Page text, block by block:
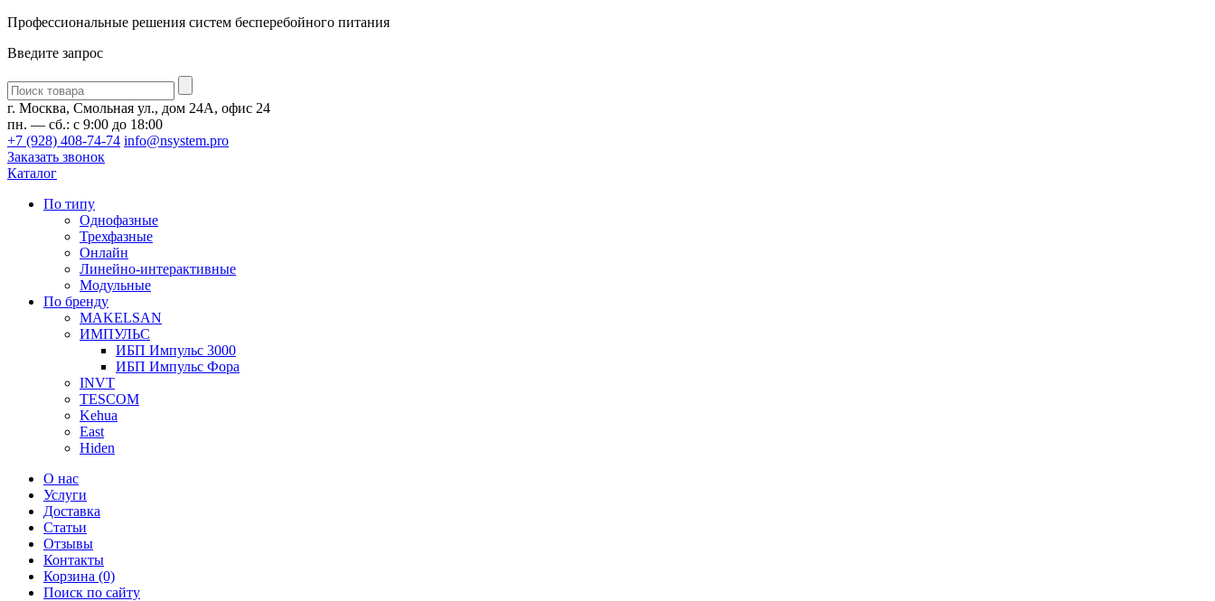
Профессиональные решения систем бесперебойного питания
Введите запрос
Введите
запрос
г. Москва, Смольная ул., дом 24А, офис 24
пн. — сб.: с 9:00 до 18:00
+7 (928) 408-74-74 info@nsystem.pro
Заказать звонок
Каталог
По типу
Однофазные
Трехфазные
Онлайн
Линейно-интерактивные
Модульные
По бренду
MAKELSAN
ИМПУЛЬС
ИБП Импульс 3000
ИБП Импульс Фора
INVT
TESCOM
Kehua
East
Hiden
О нас
Услуги
Доставка
Статьи
Отзывы
Контакты
Корзина (0)
Поиск по сайту